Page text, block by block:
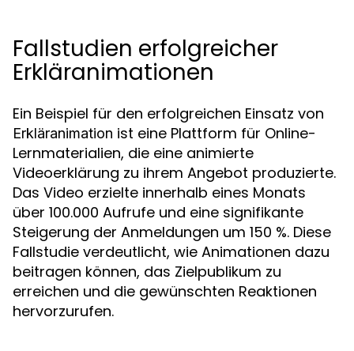
Fallstudien erfolgreicher
Erkläranimationen
Ein Beispiel für den erfolgreichen Einsatz von
Erkläranimation ist eine Plattform für Online-
Lernmaterialien, die eine animierte
Videoerklärung zu ihrem Angebot produzierte.
Das Video erzielte innerhalb eines Monats
über 100.000 Aufrufe und eine signifikante
Steigerung der Anmeldungen um 150 %. Diese
Fallstudie verdeutlicht, wie Animationen dazu
beitragen können, das Zielpublikum zu
erreichen und die gewünschten Reaktionen
hervorzurufen.